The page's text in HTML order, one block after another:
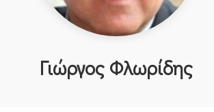
Γιώργος Φλωρίδης